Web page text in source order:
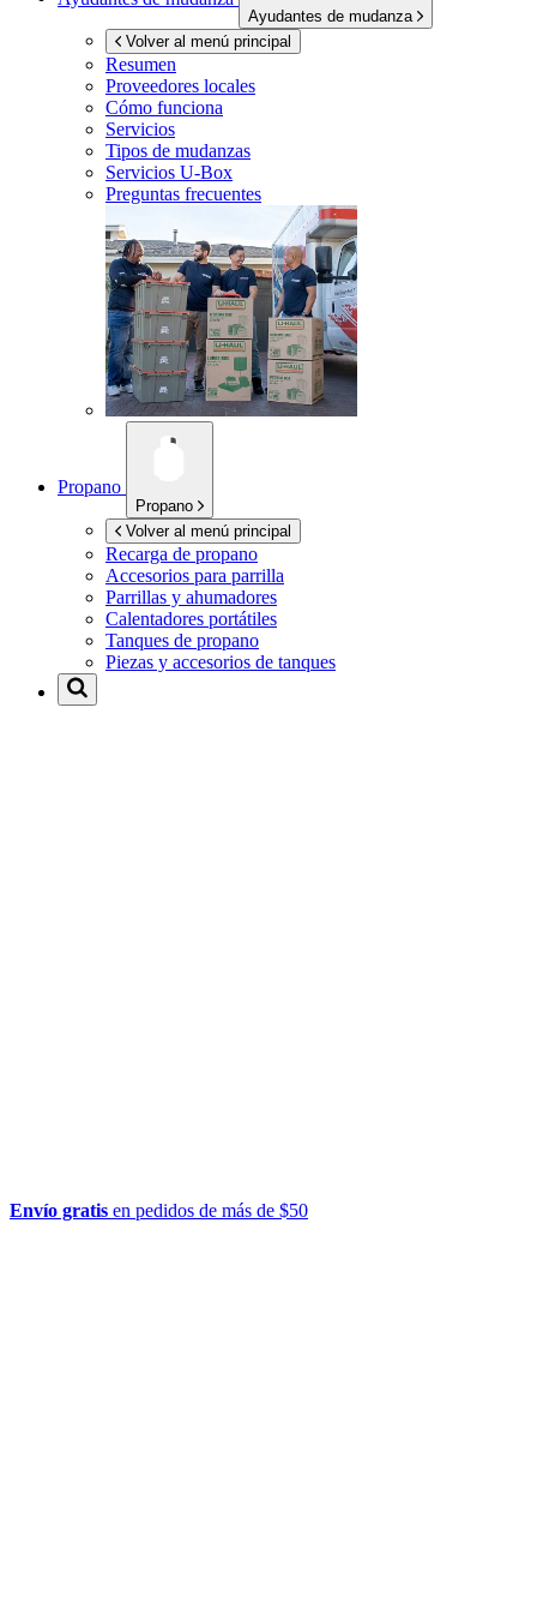
Ayudantes de mudanza
Volver al menú principal
Resumen
Proveedores locales
Cómo funciona
Servicios
Tipos de mudanzas
Servicios U-Box
Preguntas frecuentes
Propano
Propano
Volver al menú principal
Recarga de propano
Accesorios para parrilla
Parrillas y ahumadores
Calentadores portátiles
Tanques de propano
Piezas y accesorios de tanques
Envío gratis en pedidos de más de $50